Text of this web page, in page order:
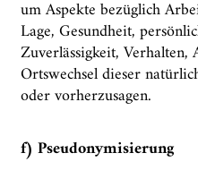
um Aspekte bezüglich
Lage, Gesundheit,
Zuverlässigkeit,
Ortswechsel dieser
oder vorherzusagen.
f) Pseudonymisierung